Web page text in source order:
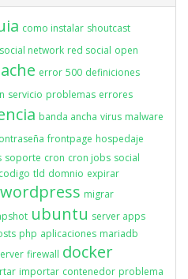
como instalar shoutcast
social network red social open
error 500 definiciones
servicio problemas errores
banda ancha virus malware
frontpage hospedaje
soporte cron cron jobs social
codigo tld domnio expirar
wordpress migrar
ubuntu server apps
php aplicaciones mariadb
firewall docker
importar contenedor problema